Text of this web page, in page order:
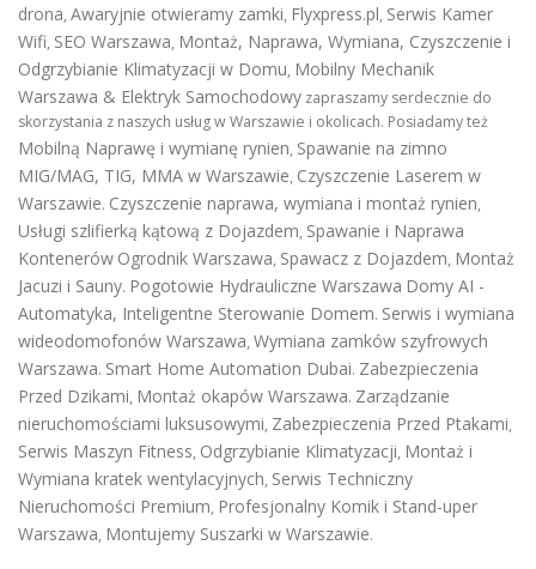
drona, Awaryjnie otwieramy zamki, Flyxpress.pl, Serwis Kamer
Wifi, SEO Warszawa, Montaż, Naprawa, Wymiana, Czyszczenie i
Odgrzybianie Klimatyzacji w Domu, Mobilny Mechanik
Warszawa & Elektryk Samochodowy zapraszamy serdecznie do
skorzystania z naszych usług w Warszawie i okolicach. Posiadamy też
Mobilną Naprawę i wymianę rynien, Spawanie na zimno
MIG/MAG, TIG, MMA w Warszawie, Czyszczenie Laserem w
Warszawie. Czyszczenie naprawa, wymiana i montaż rynien,
Usługi szlifierką kątową z Dojazdem, Spawanie i Naprawa
Kontenerów Ogrodnik Warszawa, Spawacz z Dojazdem, Montaż
Jacuzi i Sauny. Pogotowie Hydrauliczne Warszawa Domy AI -
Automatyka, Inteligentne Sterowanie Domem. Serwis i wymiana
wideodomofonów Warszawa, Wymiana zamków szyfrowych
Warszawa. Smart Home Automation Dubai. Zabezpieczenia
Przed Dzikami, Montaż okapów Warszawa. Zarządzanie
nieruchomościami luksusowymi, Zabezpieczenia Przed Ptakami,
Serwis Maszyn Fitness, Odgrzybianie Klimatyzacji, Montaż i
Wymiana kratek wentylacyjnych, Serwis Techniczny
Nieruchomości Premium, Profesjonalny Komik i Stand-uper
Warszawa, Montujemy Suszarki w Warszawie.